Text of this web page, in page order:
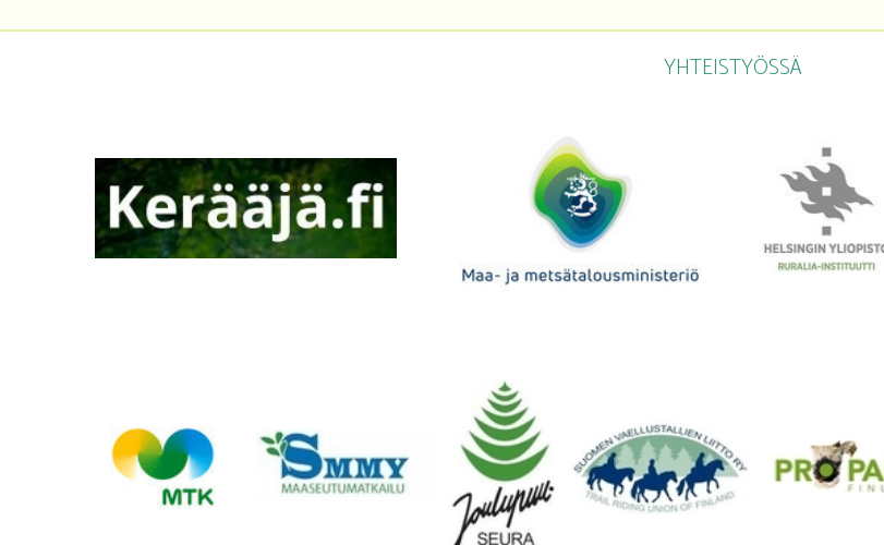
YHTEISTYÖSSÄ